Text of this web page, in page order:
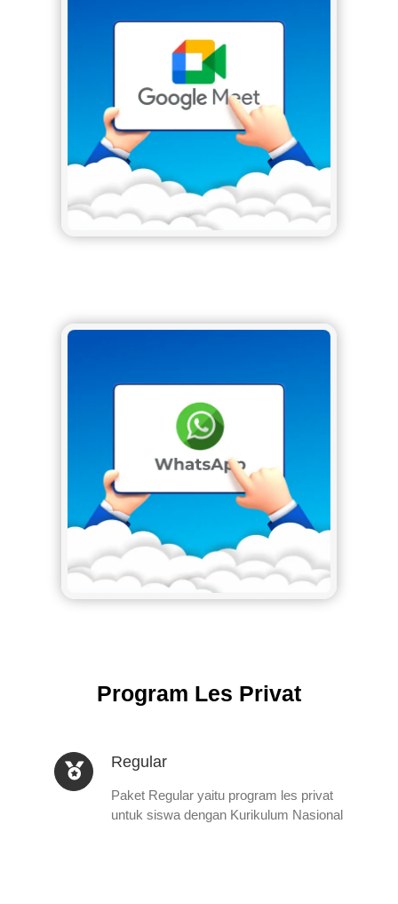
Program Les Privat
Regular
Paket Regular yaitu program les privat
untuk siswa dengan Kurikulum Nasional